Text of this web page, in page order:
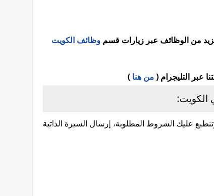
من الوظائف عبر زيارات قسم وظائف الكويت
عبر التليجرام ( من هنا )
الكويت:
عليك الشروط المطلوبة، إرسال السيرة الذاتية